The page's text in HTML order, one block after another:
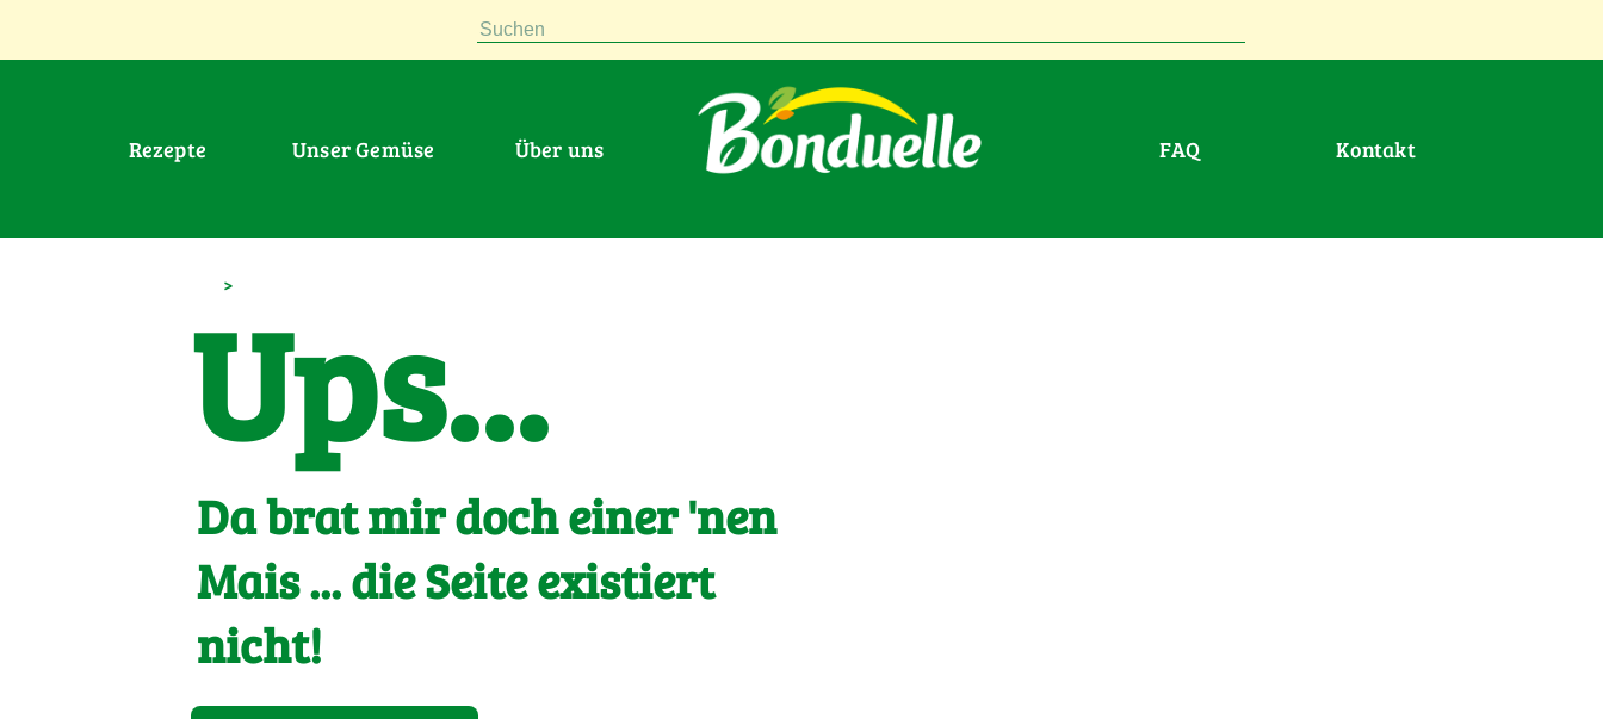
Suchen
Rezepte Unser Gemüse Über uns FAQ Kontakt
>
Ups...
Da brat mir doch einer 'nen
Mais ... die Seite existiert
nicht!